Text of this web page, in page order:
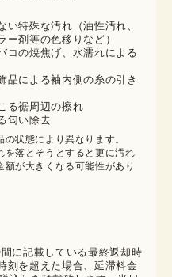
い特殊な汚れ（油性汚れ、
ー剤等の色移りなど）
コの焼焦げ、水濡れによる
品による袖内側の糸の引き
る裾周辺の擦れ
匂い除去
状態により異なります。
落とそうとすると更に汚れ
が大きくなる可能性があり
に記載している最終返却時
刻を超えた場合、延滞料金